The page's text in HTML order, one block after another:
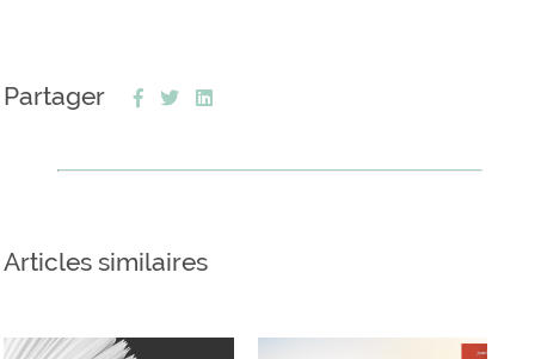
Partager
Articles similaires